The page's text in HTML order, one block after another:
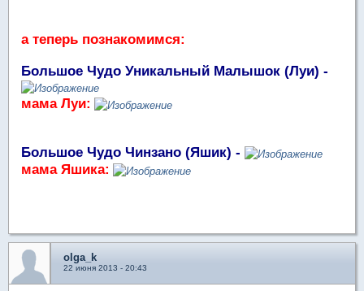
а теперь познакомимся:
Большое Чудо Уникальный Малышок (Луи) -
мама Луи:
Большое Чудо Чинзано (Яшик) -
мама Яшика:
olga_k
22 июня 2013 - 20:43